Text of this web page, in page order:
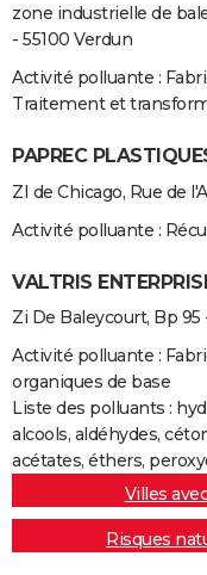
S'inscrire
Se connecter
Lycées
Collèges
Primaires
Universités
Entreprises
Service militaire
Avis de recherche
AVIS DE DÉCÈS
Bricolage
Lifestyle
Culture
Sport
Auto
Television
Voyage
Cinema
zone industrielle de
- 55100 Verdun
Activité polluante :
Traitement et
PAPREC
ZI de Chicago, Rue de
Activité polluante :
VALTRIS
Zi De Baleycourt, Bp 95
Activité polluante :
organiques de base
Liste des polluants :
alcools, aldéhydes,
acétates, éthers,
Villes
Risques